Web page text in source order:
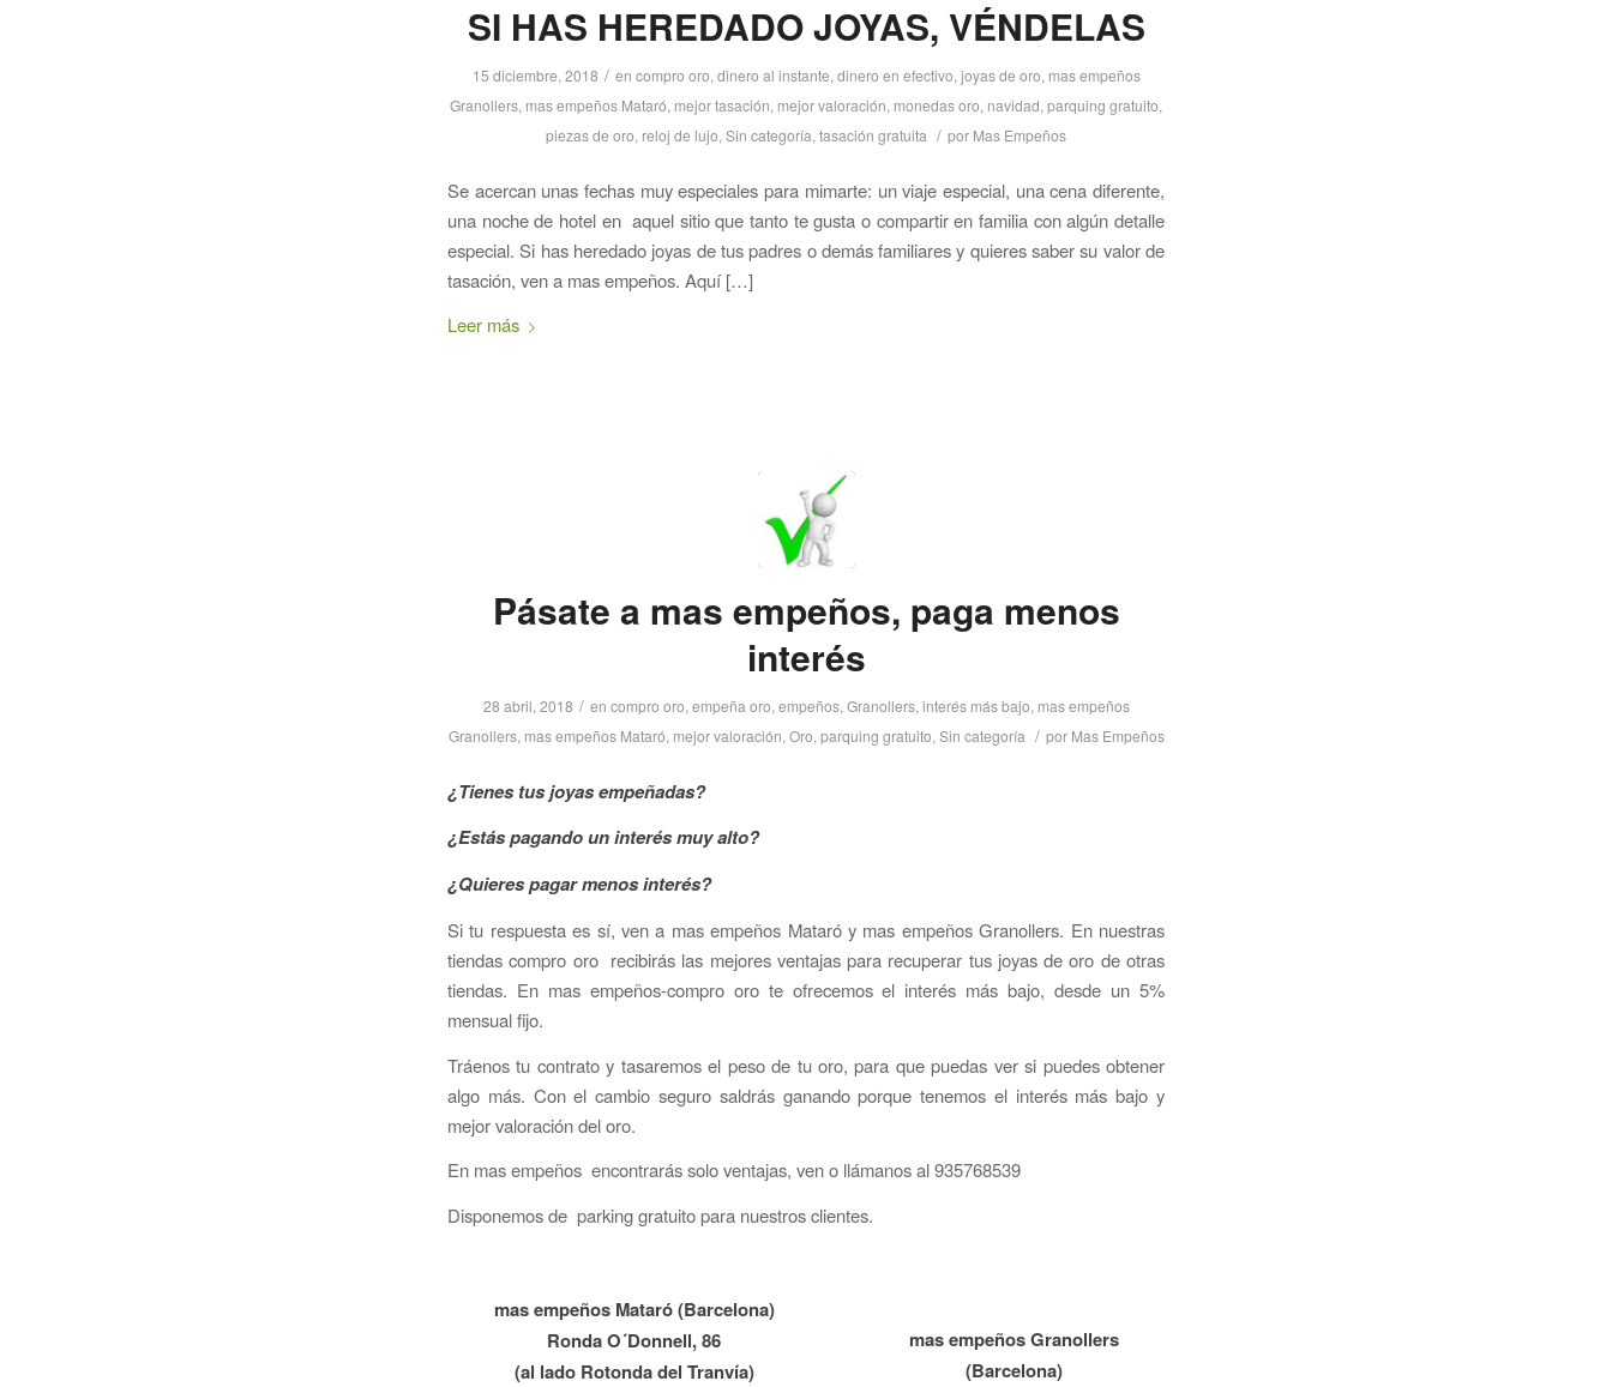
SI HAS HEREDADO JOYAS, VÉNDELAS
15 diciembre, 2018 / en compro oro, dinero al instante, dinero en efectivo, joyas de oro, mas empeños
Granollers, mas empeños Mataró, mejor tasación, mejor valoración, monedas oro, navidad, parquing gratuito,
piezas de oro, reloj de lujo, Sin categoría, tasación gratuita / por Mas Empeños
Se acercan unas fechas muy especiales para mimarte: un viaje especial, una cena diferente,
una noche de hotel en aquel sitio que tanto te gusta o compartir en familia con algún detalle
especial. Si has heredado joyas de tus padres o demás familiares y quieres saber su valor de
tasación, ven a mas empeños. Aquí […]
Leer más
Pásate a mas empeños, paga menos
interés
28 abril, 2018 / en compro oro, empeña oro, empeños, Granollers, interés más bajo, mas empeños
Granollers, mas empeños Mataró, mejor valoración, Oro, parquing gratuito, Sin categoría / por Mas Empeños
¿Tienes tus joyas empeñadas?
¿Estás pagando un interés muy alto?
¿Quieres pagar menos interés?
Si tu respuesta es sí, ven a mas empeños Mataró y mas empeños Granollers. En nuestras
tiendas compro oro recibirás las mejores ventajas para recuperar tus joyas de oro de otras
tiendas. En mas empeños-compro oro te ofrecemos el interés más bajo, desde un 5%
mensual fijo.
Tráenos tu contrato y tasaremos el peso de tu oro, para que puedas ver si puedes obtener
algo más. Con el cambio seguro saldrás ganando porque tenemos el interés más bajo y
mejor valoración del oro.
En mas empeños encontrarás solo ventajas, ven o llámanos al 935768539
Disponemos de parking gratuito para nuestros clientes.
mas empeños Mataró (Barcelona)
Ronda O´Donnell, 86
(al lado Rotonda del Tranvía)
mas empeños Granollers
(Barcelona)